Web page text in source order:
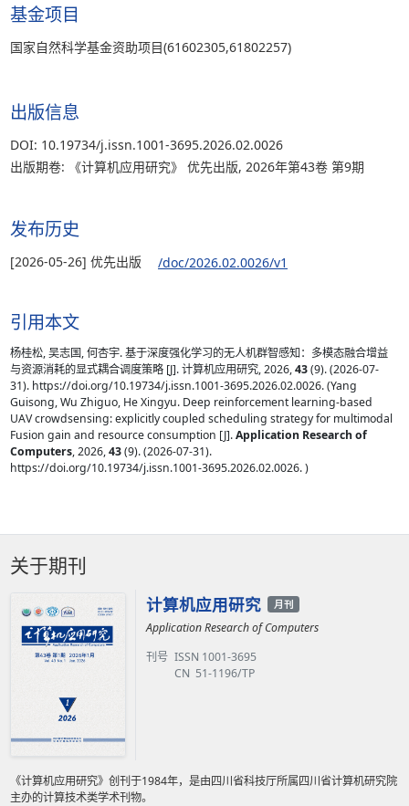
基金项目
国家自然科学基金资助项目(61602305,61802257)
出版信息
DOI: 10.19734/j.issn.1001-3695.2026.02.0026
出版期卷: 《计算机应用研究》 优先出版, 2026年第43卷 第9期
发布历史
[2026-05-26] 优先出版 /doc/2026.02.0026/v1
引用本文
杨桂松, 吴志国, 何杏宇. 基于深度强化学习的无人机群智感知：多模态融合增益
与资源消耗的显式耦合调度策略 [J]. 计算机应用研究, 2026,43(9). (2026-07-
31). https://doi.org/10.19734/j.issn.1001-3695.2026.02.0026. (Yang
Guisong, Wu Zhiguo, He Xingyu. Deep reinforcement learning-based
UAV crowdsensing: explicitly coupled scheduling strategy for multimodal
Fusion gain and resource consumption [J].Application Research of
Computers, 2026,43(9). (2026-07-31).
https://doi.org/10.19734/j.issn.1001-3695.2026.02.0026. )
关于期刊
计算机应用研究 月刊
Application Research of Computers
刊号 ISSN 1001-3695
CN 51-1196/TP
《计算机应用研究》创刊于1984年，是由四川省科技厅所属四川省计算机研究院
主办的计算技术类学术刊物。